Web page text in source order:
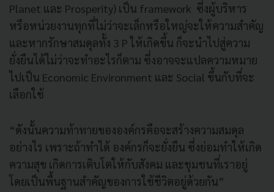
Planet และ Prosperity) เป็น framework ซึ่งผู้บริหาร
หรือหน่วยงานทุกที่ไม่ว่าจะเล็กหรือใหญ่จะให้ความสำคัญ
และหากรักษาสมดุลทั้ง 3 P ให้เกิดขึ้น ก็จะนำไปสู่ความ
ยั่งยืนได้ไม่ว่าจะทำอะไรก็ตาม ซึ่งอาจจะแปลความหมาย
ไปเป็น Economic Environment และ Social ขึ้นกับที่จะ
เลือกใช้
“ดังนั้นความท้าทายขององค์กรคือจะสร้างความสมดุล
อย่างไร เพราะถ้าทำได้ องค์กรก็จะยั่งยืน ซึ่งย่อมทำให้เกิด
ความสุข เกิดการเติบโตให้กับสังคม และชุมชนที่เราอยู่
โดยเป็นพื้นฐานสำคัญของการใช้ชีวิตอยู่ด้วยกัน”